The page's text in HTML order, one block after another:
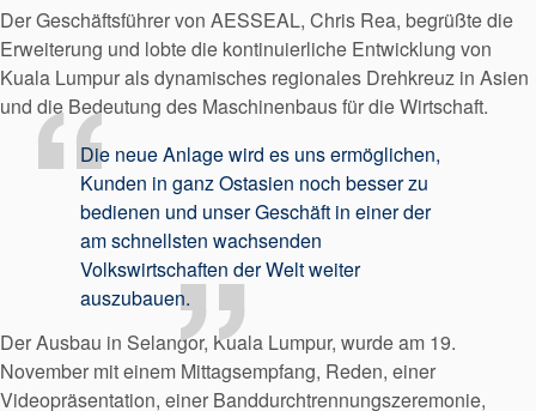
Neuigkeiten
Nachhaltigkeit
Der Geschäftsführer von AESSEAL, Chris Rea, begrüßte die
Erweiterung und lobte die kontinuierliche Entwicklung von
Kuala Lumpur als dynamisches regionales Drehkreuz in Asien
und die Bedeutung des Maschinenbaus für die Wirtschaft.
Die neue Anlage wird es uns ermöglichen,
Kunden in ganz Ostasien noch besser zu
bedienen und unser Geschäft in einer der
am schnellsten wachsenden
Volkswirtschaften der Welt weiter
auszubauen.
Der Ausbau in Selangor, Kuala Lumpur, wurde am 19.
November mit einem Mittagsempfang, Reden, einer
Videopräsentation, einer Banddurchtrennungszeremonie,